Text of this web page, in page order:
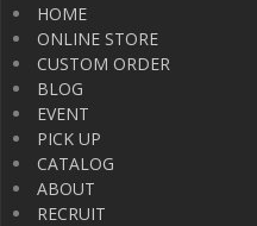
HOME
ONLINE STORE
CUSTOM ORDER
BLOG
EVENT
PICK UP
CATALOG
ABOUT
RECRUIT